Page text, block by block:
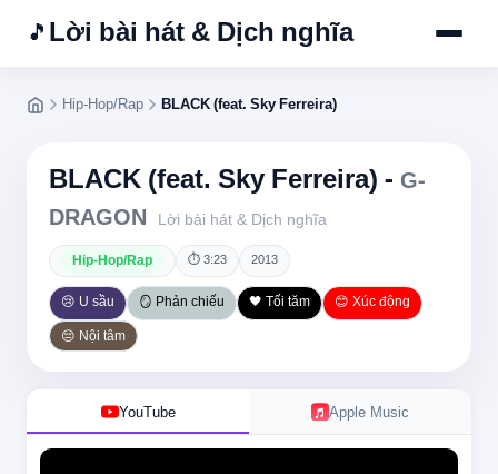
🎵 Lời bài hát & Dịch nghĩa
Hip-Hop/Rap BLACK (feat. Sky Ferreira)
BLACK (feat. Sky Ferreira) - G-
DRAGON Lời bài hát & Dịch nghĩa
Hip-Hop/Rap ⏱ 3:23 2013
😢 U sầu 🪞 Phản chiếu 🖤 Tối tăm
😊 Xúc động
😔 Nội tâm
YouTube Apple Music